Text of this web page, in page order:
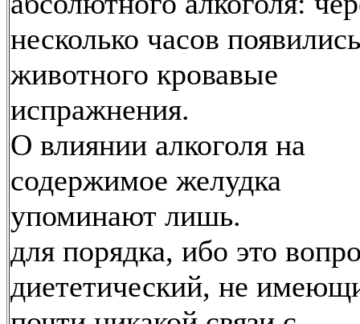
несколько часов
животного кровавые
испражнения.
О влиянии алкоголя на
содержимое желудка
упоминают лишь.
для порядка, ибо это
диететический, не